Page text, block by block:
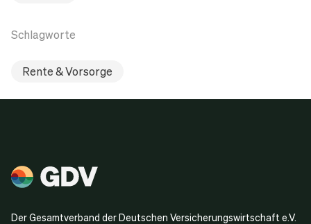
Schlagworte
Rente & Vorsorge
Der Gesamtverband der Deutschen Versicherungswirtschaft e.V.